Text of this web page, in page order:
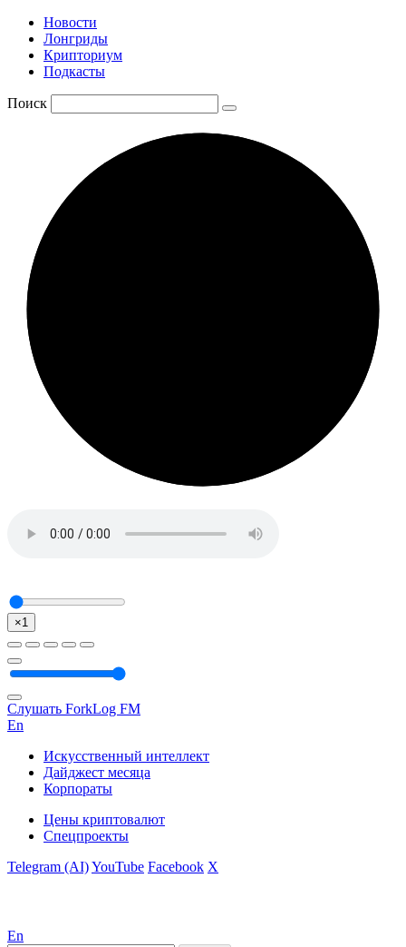
Новости
Лонгриды
Крипториум
Подкасты
Поиск
×1
Слушать ForkLog FM
En
Искусственный интеллект
Дайджест месяца
Корпораты
Цены криптовалют
Спецпроекты
Telegram (AI)YouTube Facebook X
En